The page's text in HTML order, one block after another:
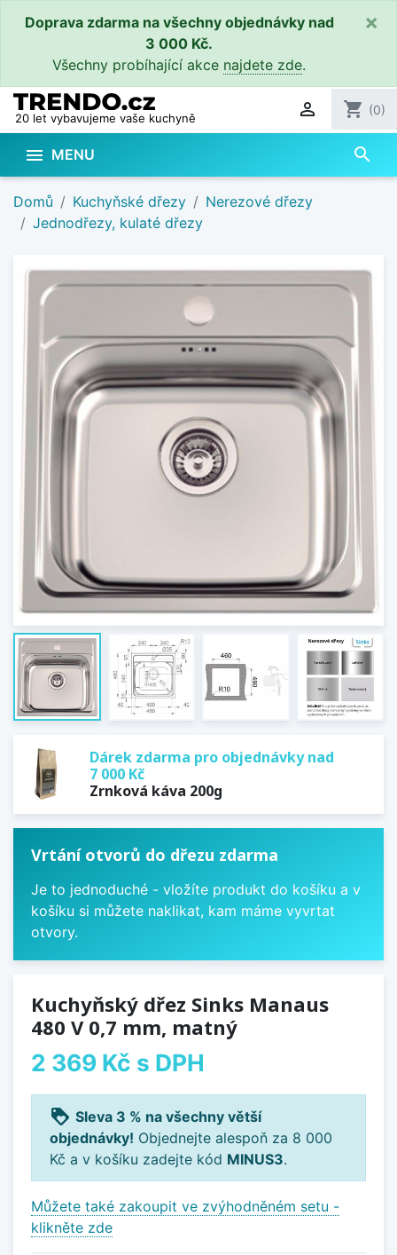
Doprava zdarma na všechny objednávky nad
3 000 Kč.
Všechny probíhající akce najdete zde.
×
20 let vybavujeme vaše kuchyně  shopping_cart (0)
 MENU search
Domů Kuchyňské dřezy
Nerezové dřezy
Jednodřezy, kulaté dřezy
Dárek zdarma pro objednávky nad
7 000 Kč
Zrnková káva 200g
Vrtání otvorů do dřezu zdarma
Je to jednoduché - vložíte produkt do košíku a v
košíku si můžete naklikat, kam máme vyvrtat
otvory.
Kuchyňský dřez Sinks Manaus
480 V 0,7 mm, matný
2 369 Kč s DPH
loyalty Sleva 3 % na všechny větší
objednávky! Objednejte alespoň za 8 000
Kč a v košíku zadejte kód MINUS3.
Můžete také zakoupit ve zvýhodněném setu -
klikněte zde